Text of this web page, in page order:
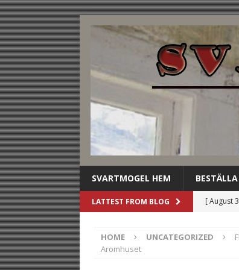
SVARTMOGEL HEM
LATTEST FROM BLOG [ August
[ August
HOME UNCATEGORIZED
Aromhuset